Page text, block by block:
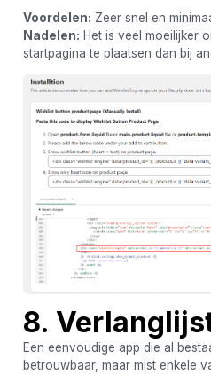
Voordelen: Zeer snel en
Nadelen: Het is veel moeilijker
startpagina te plaatsen dan bij
8.
Een eenvoudige app die al
betrouwbaar, maar mist enkele